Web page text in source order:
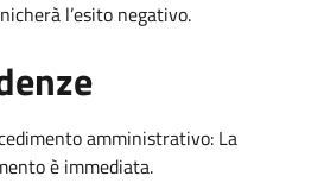
l’esito negativo.
amministrativo: La
è immediata.